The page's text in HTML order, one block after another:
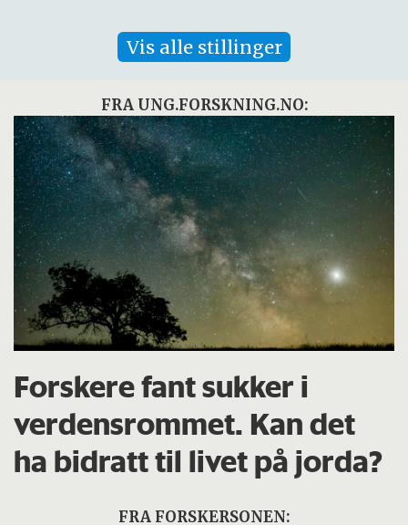
Vis alle stillinger
FRA UNG.FORSKNING.NO:
Forskere fant sukker i
verdensrommet. Kan det
ha bidratt til livet på jorda?
FRA FORSKERSONEN: